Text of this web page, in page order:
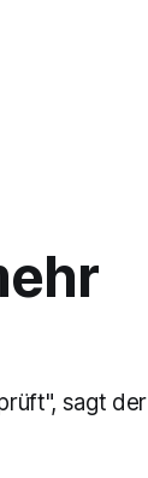
sagt der